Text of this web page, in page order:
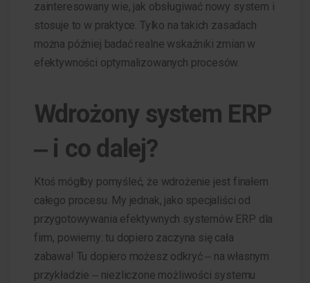
zainteresowany wie, jak obsługiwać nowy system i
stosuje to w praktyce. Tylko na takich zasadach
można później badać realne wskaźniki zmian w
efektywności optymalizowanych procesów.
Wdrożony system ERP
‒ i co dalej?
Ktoś mógłby pomyśleć, że wdrożenie jest finałem
całego procesu. My jednak, jako specjaliści od
przygotowywania efektywnych systemów ERP dla
firm, powiemy: tu dopiero zaczyna się cała
zabawa! Tu dopiero możesz odkryć ‒ na własnym
przykładzie ‒ niezliczone możliwości systemu